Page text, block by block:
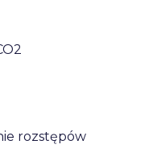
rozstępów